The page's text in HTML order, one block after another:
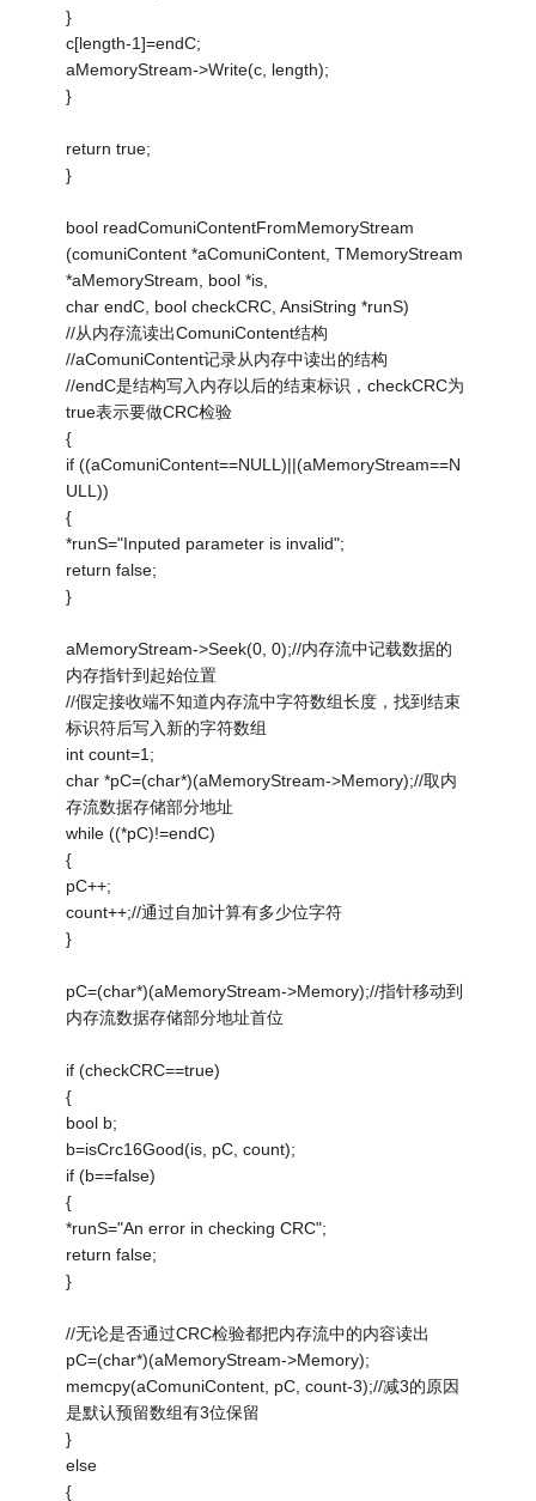
}
c[length-1]=endC;
aMemoryStream->Write(c, length);
}
return true;
}
bool readComuniContentFromMemoryStream
(comuniContent *aComuniContent, TMemoryStream
*aMemoryStream, bool *is,
char endC, bool checkCRC, AnsiString *runS)
//从内存流读出ComuniContent结构
//aComuniContent记录从内存中读出的结构
//endC是结构写入内存以后的结束标识，checkCRC为
true表示要做CRC检验
{
if ((aComuniContent==NULL)||(aMemoryStream==N
ULL))
{
*runS="Inputed parameter is invalid";
return false;
}
aMemoryStream->Seek(0, 0);//内存流中记载数据的
内存指针到起始位置
//假定接收端不知道内存流中字符数组长度，找到结束
标识符后写入新的字符数组
int count=1;
char *pC=(char*)(aMemoryStream->Memory);//取内
存流数据存储部分地址
while ((*pC)!=endC)
{
pC++;
count++;//通过自加计算有多少位字符
}
pC=(char*)(aMemoryStream->Memory);//指针移动到
内存流数据存储部分地址首位
if (checkCRC==true)
{
bool b;
b=isCrc16Good(is, pC, count);
if (b==false)
{
*runS="An error in checking CRC";
return false;
}
//无论是否通过CRC检验都把内存流中的内容读出
pC=(char*)(aMemoryStream->Memory);
memcpy(aComuniContent, pC, count-3);//减3的原因
是默认预留数组有3位保留
}
else
{